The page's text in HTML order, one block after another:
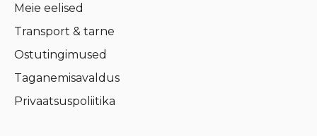
Meie eelised
Transport & tarne
Ostutingimused
Taganemisavaldus
Privaatsuspoliitika